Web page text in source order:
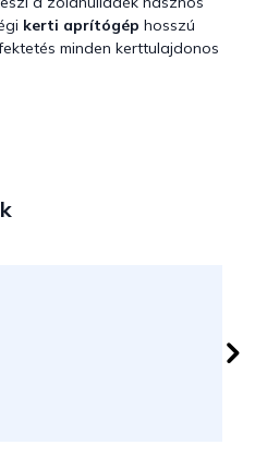
kerti aprítógép hosszú
minden kerttulajdonos
5 csillag.